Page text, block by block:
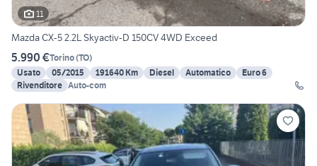
11
Mazda CX-5 2.2L Skyactiv-D 150CV 4WD Exceed
5.990 €Torino(TO)
Usato
05/2015 191640 Km Diesel Automatico
Euro 6
Rivenditore Auto-com